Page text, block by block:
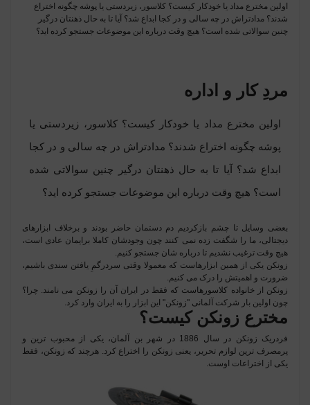
اولین مخترع مداد یا خودکار کیست؟ کلاسور، زیردستی یا پوشه چگونه اختراع
شدند؟ مدادتراش در چه سالی و در کجا ابداع شد؟ آیا تا به حال ذهنتان درگیر
چنین سوالاتی شده است؟ هیچ وقت درباره این موضوعات جستجو کرده اید؟
مردِ کار و اداره
اولین مخترع مداد یا خودکار کیست؟ کلاسور، زیردستی یا
پوشه چگونه اختراع شدند؟ مدادتراش در چه سالی و در کجا
ابداع شد؟ آیا تا به حال ذهنتان درگیر چنین سوالاتی شده
است؟ هیچ وقت درباره این موضوعات جستجو کرده اید؟
بعضی وسایل تا چشم بازکردیم دم دستمان حاضر بودند و برخلاف ابزارهای
دیجتالی، ما را شگفت زده نمی کنند چون وجودشان کاملا برایمان عادی است،
هیچ وقت ترغیب نشدیم تا درباره شان جستجو کنیم.
زونکن یکی از همین ابزارهاست که معمولا وقتی سردرگمِ یافتن سندی باشیم،
ضرورت و اهمیتش را درک می کنیم.
زونکن از خانواده کلاسورهاست که فقط در ایران آن را زونکن می نامند. چرا؟
چون اولین بار شرکت آلمانی "زونکن" این ابزار را به ایران وارد کرد.
مخترع زونکن کیست؟
فردریک زونکن در سال 1886 در شهر بن آلمان، یکی از محبوب ترین و
پرمصرف ترین لوازم تحریر، یعنی زونکن را اختراع کرد. هرچند که زونکن، فقط
یکی از اختراعات اوست.